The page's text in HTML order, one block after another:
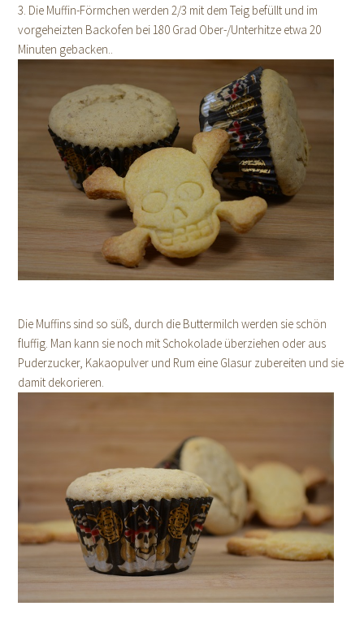
3. Die Muffin-Förmchen werden 2/3 mit dem Teig befüllt und im
vorgeheizten Backofen bei 180 Grad Ober-/Unterhitze etwa 20
Minuten gebacken..
Die Muffins sind so süß, durch die Buttermilch werden sie schön
fluffig. Man kann sie noch mit Schokolade überziehen oder aus
Puderzucker, Kakaopulver und Rum eine Glasur zubereiten und sie
damit dekorieren.